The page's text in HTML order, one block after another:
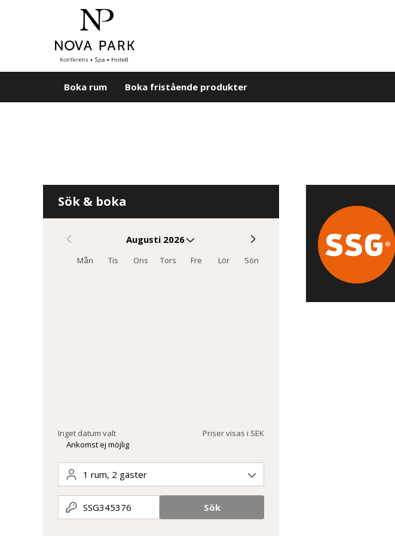
Boka rum Boka fristående produkter
Sök & boka
Augusti 2026
Mån Tis Ons Tors Fre Lör Sön
Inget datum valt
Priser visas i SEK
Ankomst ej möjlig
1 rum, 2 gäster
SSG345376 Sök